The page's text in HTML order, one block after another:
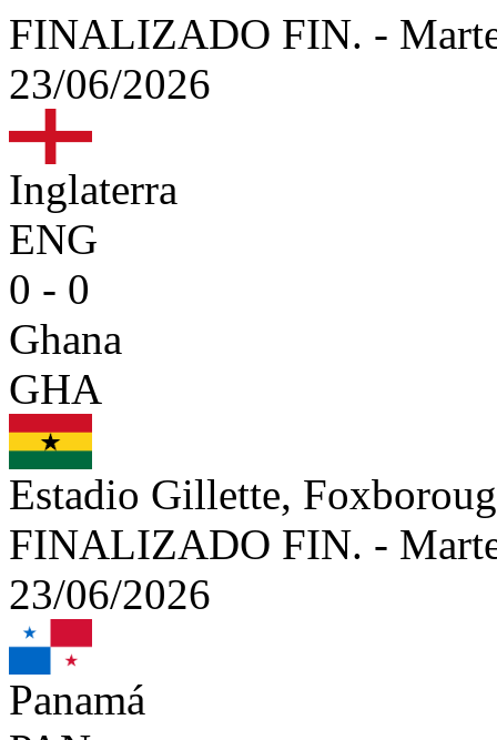
FINALIZADO FIN. -
23/06/2026
Inglaterra
ENG
0 - 0
Ghana
GHA
Estadio Gillette,
FINALIZADO FIN. -
23/06/2026
Panamá